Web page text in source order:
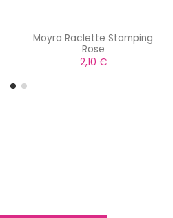
Moyra Raclette Stamping
Rose
2,10 €